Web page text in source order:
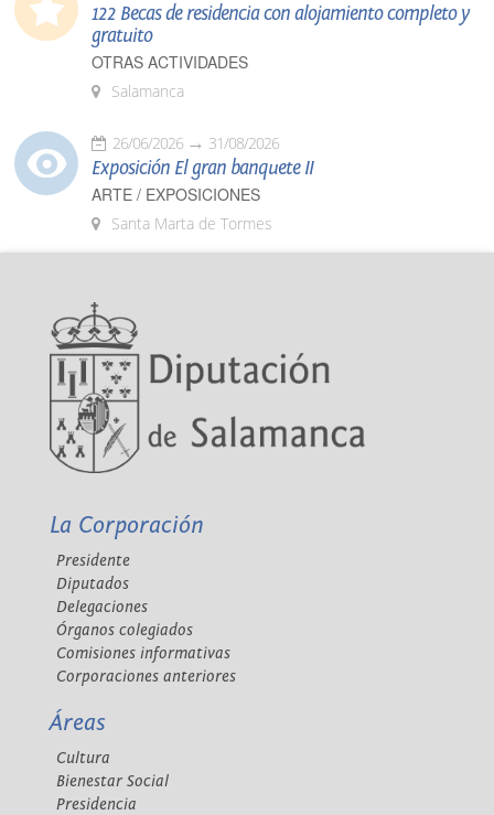
122 Becas de residencia con alojamiento completo y
gratuito
OTRAS ACTIVIDADES
Salamanca
26/06/2026 31/08/2026
Exposición El gran banquete II
ARTE / EXPOSICIONES
Santa Marta de Tormes
La Corporación
Presidente
Diputados
Delegaciones
Órganos colegiados
Comisiones informativas
Corporaciones anteriores
Áreas
Cultura
Bienestar Social
Presidencia